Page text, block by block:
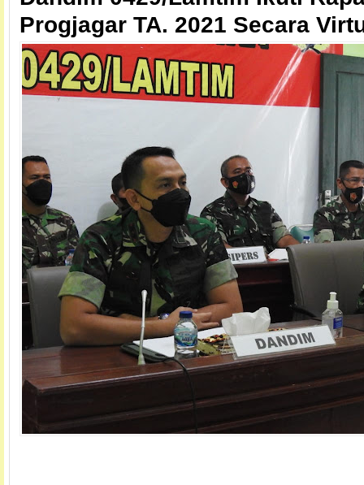
Progjagar TA. 2021 Secara